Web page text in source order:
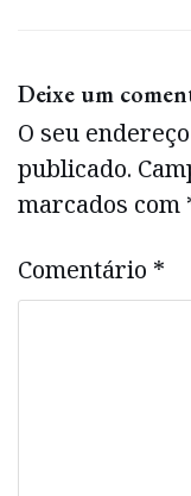
Deixe um
O seu
publicado.
marcados com
Comentário *